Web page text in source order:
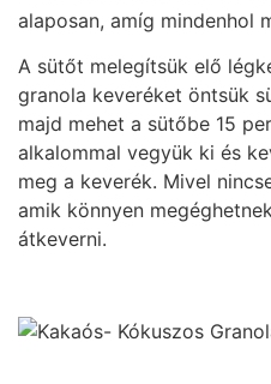
alaposan, amíg mindenhol
A sütőt melegítsük elő
granola keveréket öntsük
majd mehet a sütőbe 15
alkalommal vegyük ki és
meg a keverék. Mivel
amik könnyen
átkeverni.